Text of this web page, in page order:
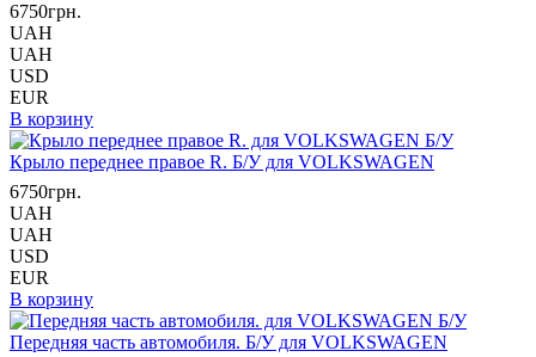
6750грн.
UAH
UAH
USD
EUR
В корзину
Крыло переднее правое R. Б/У для VOLKSWAGEN
6750грн.
UAH
UAH
USD
EUR
В корзину
Передняя часть автомобиля. Б/У для VOLKSWAGEN